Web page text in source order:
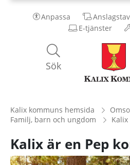
Anpassa
E-tjänster
Sök
Kalix kommuns hemsida
Familj, barn och ungdom
Kalix är en Pep